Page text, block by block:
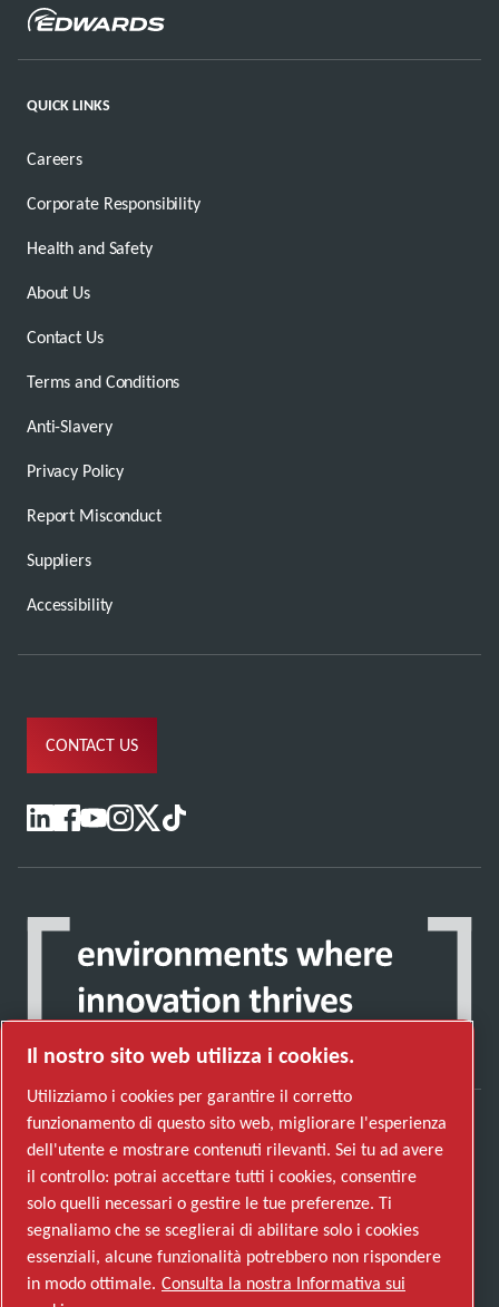
QUICK LINKS
Careers
Corporate Responsibility
Health and Safety
About Us
Contact Us
Terms and Conditions
Anti-Slavery
Privacy Policy
Report Misconduct
Suppliers
Accessibility
CONTACT US
Scopri come Atlas Copco Group promuove la
tecnologia che trasforma il futuro.
Visita il sito web di Atlas Copco Group
Parte di Atlas Copco Group
© 2026 Copyright. All rights reserved.
Il nostro sito web utilizza i cookies.
Utilizziamo i cookies per garantire il corretto
funzionamento di questo sito web, migliorare l'esperienza
dell'utente e mostrare contenuti rilevanti. Sei tu ad avere
il controllo: potrai accettare tutti i cookies, consentire
solo quelli necessari o gestire le tue preferenze. Ti
segnaliamo che se sceglierai di abilitare solo i cookies
essenziali, alcune funzionalità potrebbero non rispondere
in modo ottimale. Consulta la nostra Informativa sui